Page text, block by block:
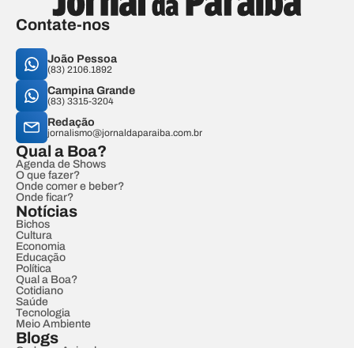
Contate-nos
João Pessoa
(83) 2106.1892
Campina Grande
(83) 3315-3204
Redação
jornalismo@jornaldaparaiba.com.br
Qual a Boa?
Agenda de Shows
O que fazer?
Onde comer e beber?
Onde ficar?
Notícias
Bichos
Cultura
Economia
Educação
Política
Qual a Boa?
Cotidiano
Saúde
Tecnologia
Meio Ambiente
Blogs